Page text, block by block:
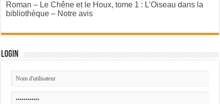
Roman – Le Chêne et le Houx, tome 1 : L’Oiseau dans la
bibliothèque – Notre avis
Login